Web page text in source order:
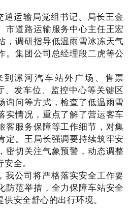
运输局党组书记、局长王金
市道路运输服务中心主任王宏
，调研指导低温雨雪冰冻天气
。集团公司总经理段二虎等公
漯河汽车站外广场、售票
、发车位、监控中心等关键区
询问等方式，检查了低温雨雪
实情况，重点了解了营运客车
客服务保障等工作细节，对集
定。王局长强调要持续筑牢安
密切关注气象预警，动态调整
全。
我公司将严格落实安全工作要
防范举措，全力保障车站安全
安全舒心的出行环境。